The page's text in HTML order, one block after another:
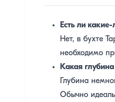
Есть ли какие-
Нет, в бухте
необходимо
Какая
Глубина
Обычно